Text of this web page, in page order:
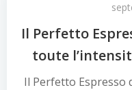
Il Perfetto
toute
Il Perfetto Espresso